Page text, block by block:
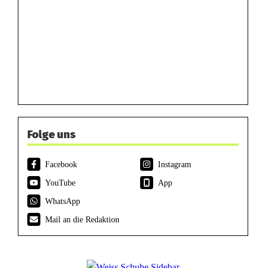
Folge uns
Facebook
Instagram
YouTube
App
WhatsApp
Mail an die Redaktion